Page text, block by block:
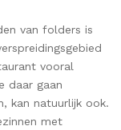
van folders is
vooral
daar gaan
kan natuurlijk ook.
met